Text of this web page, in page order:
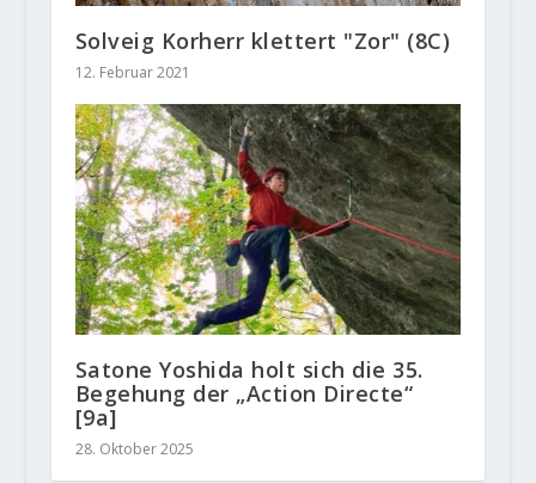
Solveig Korherr klettert "Zor" (8C)
12. Februar 2021
Satone Yoshida holt sich die 35.
Begehung der „Action Directe“
[9a]
28. Oktober 2025